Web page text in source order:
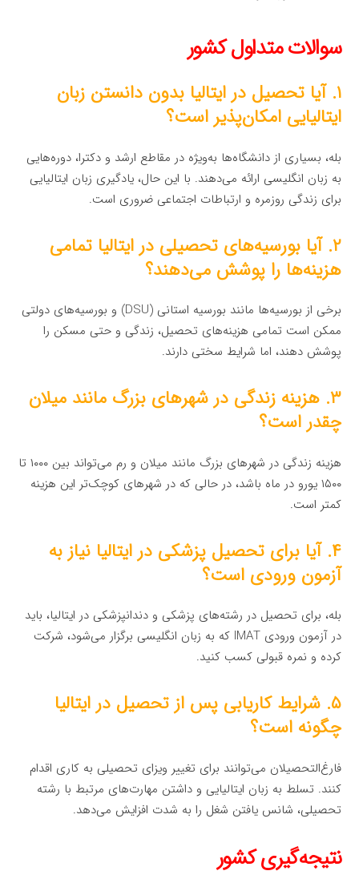
سوالات متداول کشور
۱. آیا تحصیل در ایتالیا بدون دانستن زبان
ایتالیایی امکان‌پذیر است؟
بله، بسیاری از دانشگاه‌ها به‌ویژه در مقاطع ارشد و دکترا، دوره‌هایی
به زبان انگلیسی ارائه می‌دهند. با این حال، یادگیری زبان ایتالیایی
برای زندگی روزمره و ارتباطات اجتماعی ضروری است.
۲. آیا بورسیه‌های تحصیلی در ایتالیا تمامی
هزینه‌ها را پوشش می‌دهند؟
برخی از بورسیه‌ها مانند بورسیه استانی (DSU) و بورسیه‌های دولتی
ممکن است تمامی هزینه‌های تحصیل، زندگی و حتی مسکن را
پوشش دهند، اما شرایط سختی دارند.
۳. هزینه زندگی در شهرهای بزرگ مانند میلان
چقدر است؟
هزینه زندگی در شهرهای بزرگ مانند میلان و رم می‌تواند بین ۱۰۰۰ تا
۱۵۰۰ یورو در ماه باشد، در حالی که در شهرهای کوچک‌تر این هزینه
کمتر است.
۴. آیا برای تحصیل پزشکی در ایتالیا نیاز به
آزمون ورودی است؟
بله، برای تحصیل در رشته‌های پزشکی و دندانپزشکی در ایتالیا، باید
در آزمون ورودی IMAT که به زبان انگلیسی برگزار می‌شود، شرکت
کرده و نمره قبولی کسب کنید.
۵. شرایط کاریابی پس از تحصیل در ایتالیا
چگونه است؟
فارغ‌التحصیلان می‌توانند برای تغییر ویزای تحصیلی به کاری اقدام
کنند. تسلط به زبان ایتالیایی و داشتن مهارت‌های مرتبط با رشته
تحصیلی، شانس یافتن شغل را به شدت افزایش می‌دهد.
نتیجه‌گیری کشور